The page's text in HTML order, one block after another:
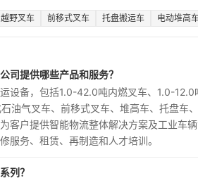
越野叉车 前移式叉车 托盘搬运车 电动堆高
司提供哪些产品和服务？
设备，包括1.0-42.0吨内燃叉车、1.0-12.0
油气叉车、前移式叉车、堆高车、托盘车
客户提供智能物流整体解决方案及工业车
服务、租赁、再制造和人才培训。
列？